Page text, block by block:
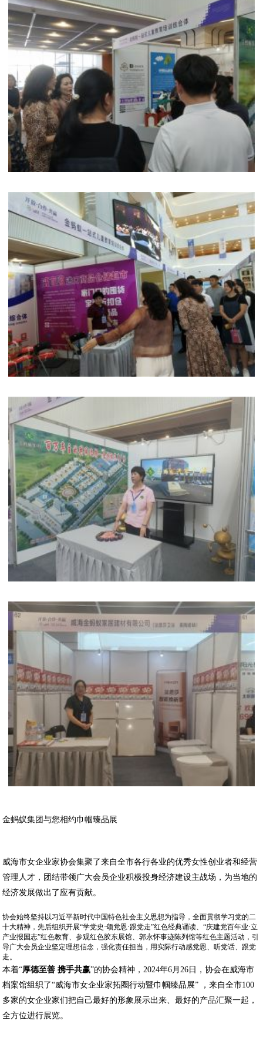
金蚂蚁集团与您相约巾帼臻品展
威海市女企业家协会集聚了来自全市各行各业的优秀女性创业者和经营
管理人才，团结带领广大会员企业积极投身经济建设主战场，为当地的
经济发展做出了应有贡献。
协会始终坚持以习近平新时代中国特色社会主义思想为指导，全面贯彻学习党的二
十大精神，先后组织开展“学党史·颂党恩·跟党走”红色经典诵读、“庆建党百年业·立
产业报国志”红色教育、参观红色胶东展馆、郭永怀事迹陈列馆等红色主题活动，引
导广大会员企业坚定理想信念，强化责任担当，用实际行动感党恩、听党话、跟党
走。
本着“厚德至善 携手共赢”的协会精神，2024年6月26日，协会在威海市
档案馆组织了“威海市女企业家拓圈行动暨巾帼臻品展” ，来自全市100
多家的女企业家们把自己最好的形象展示出来、最好的产品汇聚一起，
全方位进行展览。